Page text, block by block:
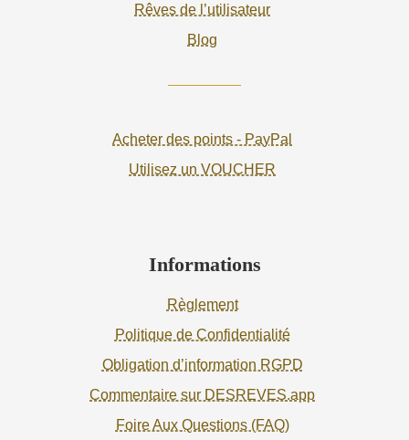
Rêves de l’utilisateur
Blog
Acheter des points - PayPal
Utilisez un VOUCHER
Informations
Règlement
Politique de Confidentialité
Obligation d’information RGPD
Commentaire sur DESREVES.app
Foire Aux Questions (FAQ)